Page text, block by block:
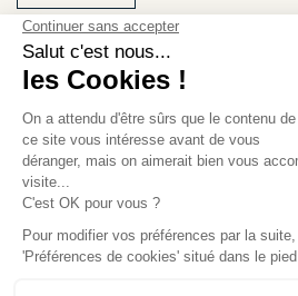
Ils témoignent de notre qualité
Nos partenaires
Démarche RSE